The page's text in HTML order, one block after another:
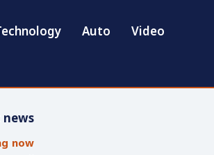
Auto Video
now